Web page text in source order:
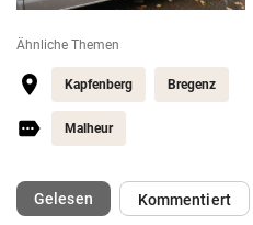
Ähnliche Themen
Kapfenberg Bregenz
Malheur
Gelesen(ausgewählt)Kommentiert